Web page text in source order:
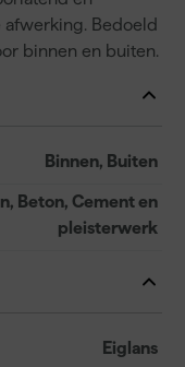
Bedoeld
binnen en buiten.
Binnen, Buiten
Beton, Cement en
pleisterwerk
Eiglans